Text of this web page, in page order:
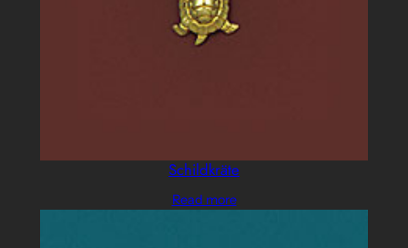
Schildkräte
Read more